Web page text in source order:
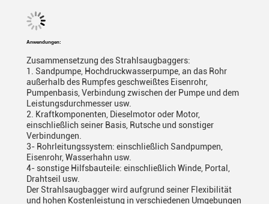
Anwendungen:
Zusammensetzung des Strahlsaugbaggers:
1. Sandpumpe, Hochdruckwasserpumpe, an das Rohr
außerhalb des Rumpfes geschweißtes Eisenrohr,
Pumpenbasis, Verbindung zwischen der Pumpe und dem
Leistungsdurchmesser usw.
2. Kraftkomponenten, Dieselmotor oder Motor,
einschließlich seiner Basis, Rutsche und sonstiger
Verbindungen.
3- Rohrleitungssystem: einschließlich Sandpumpen,
Eisenrohr, Wasserhahn usw.
4- sonstige Hilfsbauteile: einschließlich Winde, Portal,
Drahtseil usw.
Der Strahlsaugbagger wird aufgrund seiner Flexibilität
und hohen Kostenleistung in verschiedenen Umgebungen